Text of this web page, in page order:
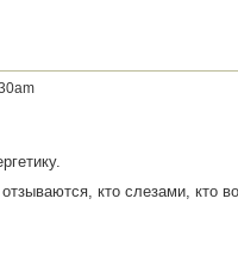
кто слезами, кто